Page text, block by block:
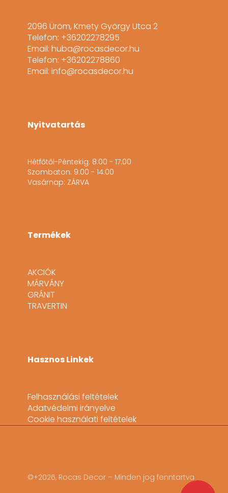
2096 Üröm, Kmety György Utca 2
Telefon: +36202278295
Email: huba@rocasdecor.hu
Telefon: +36202278860
Email: info@rocasdecor.hu
Nyitvatartás
Hétfőtől-Péntekig: 8:00 - 17:00
Szombaton: 9:00 - 14:00
Vasárnap: ZÁRVA
Termékek
AKCIÓK
MÁRVÁNY
GRÁNIT
TRAVERTIN
Hasznos Linkek
Felhasználási feltételek
Adatvédelmi irányelve
Cookie használati feltételek
©+2026, Rocas Decor – Minden jog fenntartva